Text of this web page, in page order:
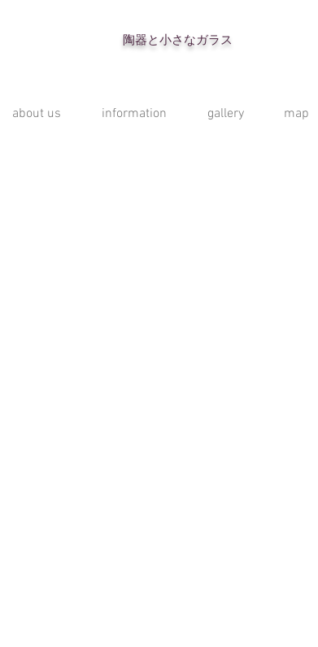
陶器と小さなガラス
about us information gallery map